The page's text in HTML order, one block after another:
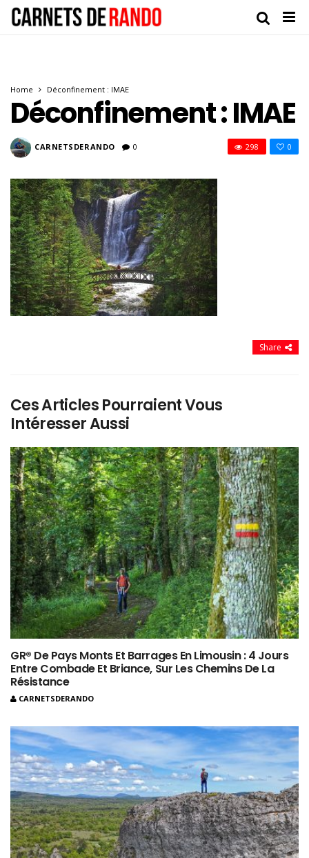
Home Déconfinement : IMAE
Déconfinement : IMAE
CARNETSDERANDO 0 0
298
Share
Ces Articles Pourraient Vous
Intéresser Aussi
GR® De Pays Monts Et Barrages En Limousin : 4 Jours
Entre Combade Et Briance, Sur Les Chemins De La
Résistance
CARNETSDERANDO